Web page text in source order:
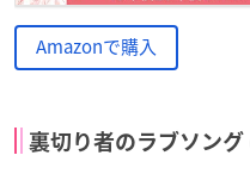
Amazonで購入
裏切り者のラブソング